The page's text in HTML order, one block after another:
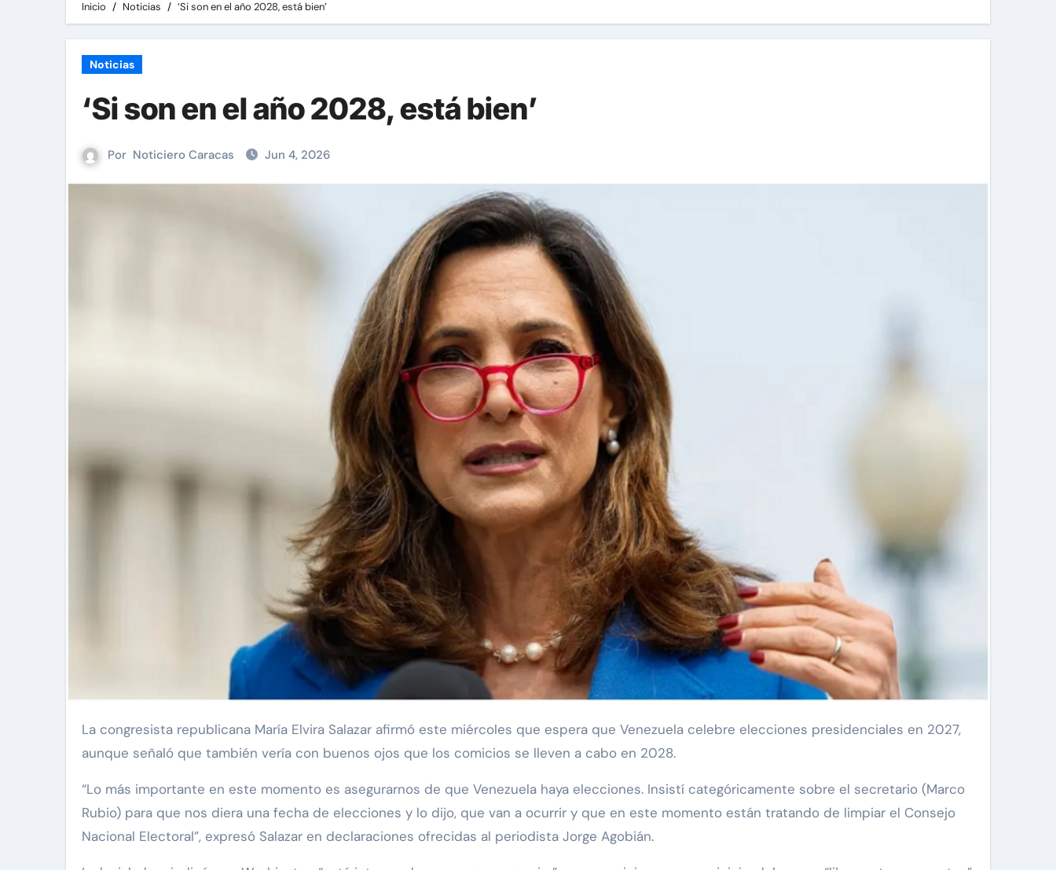
Inicio Noticias ‘Si son en el año 2028, está bien’
Noticias
‘Si son en el año 2028, está bien’
Por Noticiero Caracas Jun 4, 2026
La congresista republicana María Elvira Salazar afirmó este miércoles que espera que Venezuela celebre elecciones presidenciales en 2027,
aunque señaló que también vería con buenos ojos que los comicios se lleven a cabo en 2028.
“Lo más importante en este momento es asegurarnos de que Venezuela haya elecciones. Insistí categóricamente sobre el secretario (Marco
Rubio) para que nos diera una fecha de elecciones y lo dijo, que van a ocurrir y que en este momento están tratando de limpiar el Consejo
Nacional Electoral”, expresó Salazar en declaraciones ofrecidas al periodista Jorge Agobián.